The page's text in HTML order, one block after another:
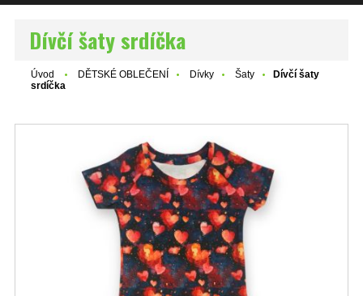
Dívčí šaty srdíčka
Úvod DĚTSKÉ OBLEČENÍ Dívky Šaty
Dívčí šaty
srdíčka